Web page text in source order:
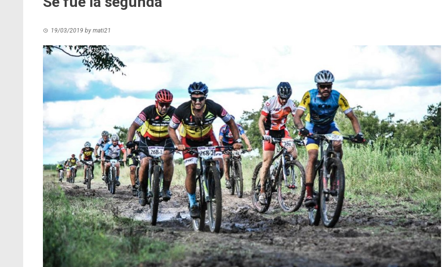
19/03/2019 by mati21